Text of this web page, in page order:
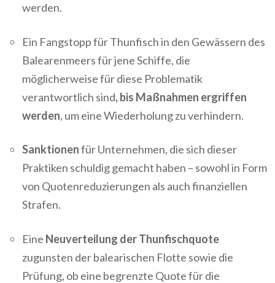
werden.
Ein Fangstopp für Thunfisch in den Gewässern des
Balearenmeers für jene Schiffe, die
möglicherweise für diese Problematik
verantwortlich sind, bis Maßnahmen ergriffen
werden, um eine Wiederholung zu verhindern.
Sanktionenfür Unternehmen, die sich dieser
Praktiken schuldig gemacht haben – sowohl in Form
von Quotenreduzierungen als auch finanziellen
Strafen.
Eine Neuverteilung der Thunfischquote
zugunsten der balearischen Flotte sowie die
Prüfung, ob eine begrenzte Quote für die